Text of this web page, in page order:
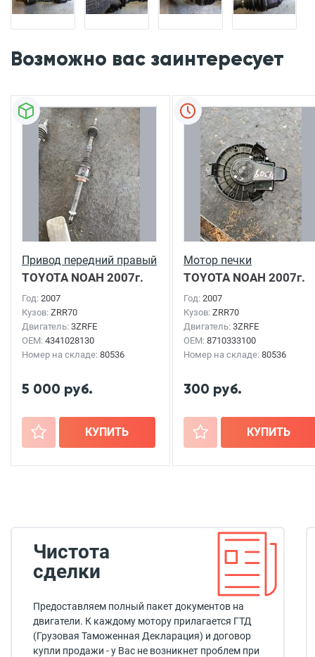
Возможно вас заинтересует
Привод передний правый
TOYOTA NOAH 2007г.
Год: 2007
Кузов: ZRR70
Двигатель: 3ZRFE
OEM: 4341028130
Номер на складе: 80536
5 000 руб.
+ КУПИТЬ
Мотор печки
TOYOTA NOAH 2007г.
Год: 2007
Кузов: ZRR70
Двигатель: 3ZRFE
OEM: 8710333100
Номер на складе: 80536
300 руб.
+ КУПИТЬ
Чистота
сделки
Предоставляем полный пакет документов на
двигатели. К каждому мотору прилагается ГТД
(Грузовая Таможенная Декларация) и договор
купли продажи - у Вас не возникнет проблем при